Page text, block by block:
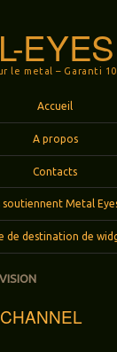
le metal – Garanti
Accueil
A propos
Contacts
soutiennent Metal
de destination de